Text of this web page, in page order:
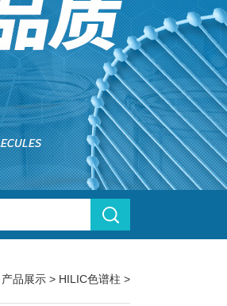
产品展示 > HILIC色谱柱 >